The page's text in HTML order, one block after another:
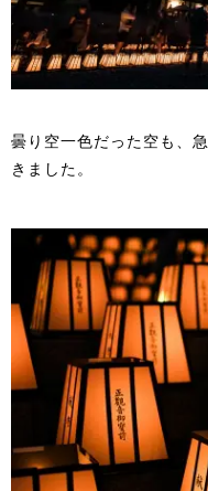
曇り空一色だった空も、
きました。